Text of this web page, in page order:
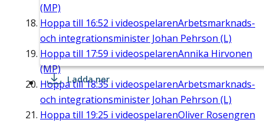
(MP)
Hoppa till 16:52 i videospelarenArbetsmarknads-
och integrationsminister Johan Pehrson (L)
Hoppa till 17:59 i videospelarenAnnika Hirvonen
(MP)
Hoppa till18:35 i videospelarenArbetsmarknads-
och integrationsminister Johan Pehrson (L)
Hoppa till 19:25 i videospelarenOliver Rosengren
Ladda ner